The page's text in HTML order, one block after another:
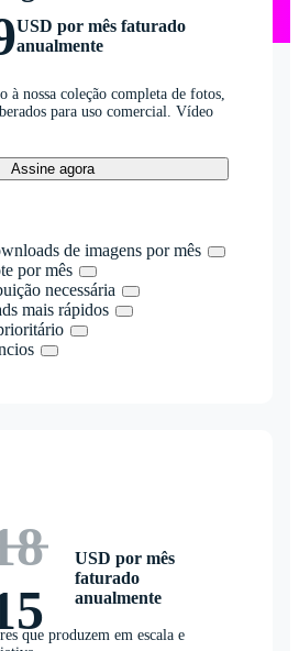
USD por mês faturado
anualmente
à nossa coleção completa de fotos,
para uso comercial. Vídeo
Assine agora
de imagens por mês
por mês
necessária
mais rápidos
USD por mês
faturado
anualmente
que produzem em escala e